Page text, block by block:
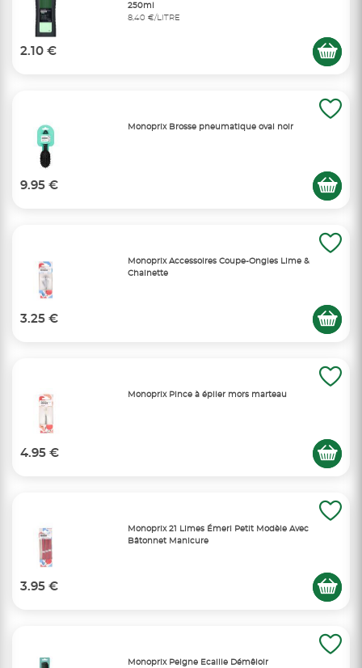
250ml
8,40 €/LITRE
2.10 €
Monoprix Brosse pneumatique oval noir
9.95 €
Monoprix Accessoires Coupe-Ongles Lime &
Chainette
3.25 €
Monoprix Pince à épiler mors marteau
4.95 €
Monoprix 21 Limes Émeri Petit Modèle Avec
Bâtonnet Manicure
3.95 €
Monoprix Peigne Ecaille Démêloir